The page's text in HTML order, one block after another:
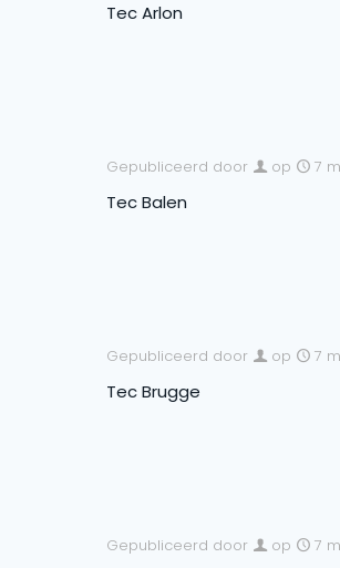
Tec Arlon
Gepubliceerd door op 7
Tec Balen
Gepubliceerd door op 7
Tec Brugge
Gepubliceerd door op 7